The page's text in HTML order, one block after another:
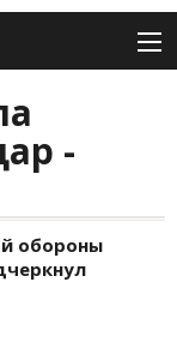
-
обороны